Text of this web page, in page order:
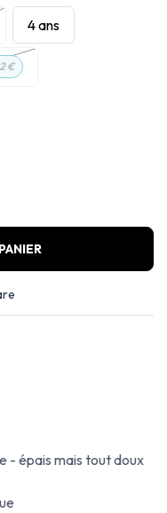
4 ans
€
- épais mais tout doux